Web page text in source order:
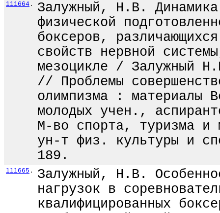
111664 .
Залужный, Н.В. Динамика
физической
боксеров,
свойств нервной
мезоцикле / Залужный
// Проблемы
олимпизма : материалы
молодых учен.,
М-во спорта, туризма
ун-т физ. культуры и
189.
111665 .
Залужный, Н.В.
нагрузок в
квалифицированных